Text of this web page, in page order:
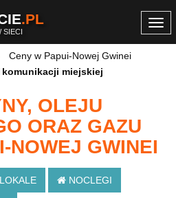
.PL
SIECI
Ceny w Papui-Nowej Gwinei
miejskiej
OLEJU
ORAZ GAZU
NOWEJ GWINEI
LOKALE NOCLEGI